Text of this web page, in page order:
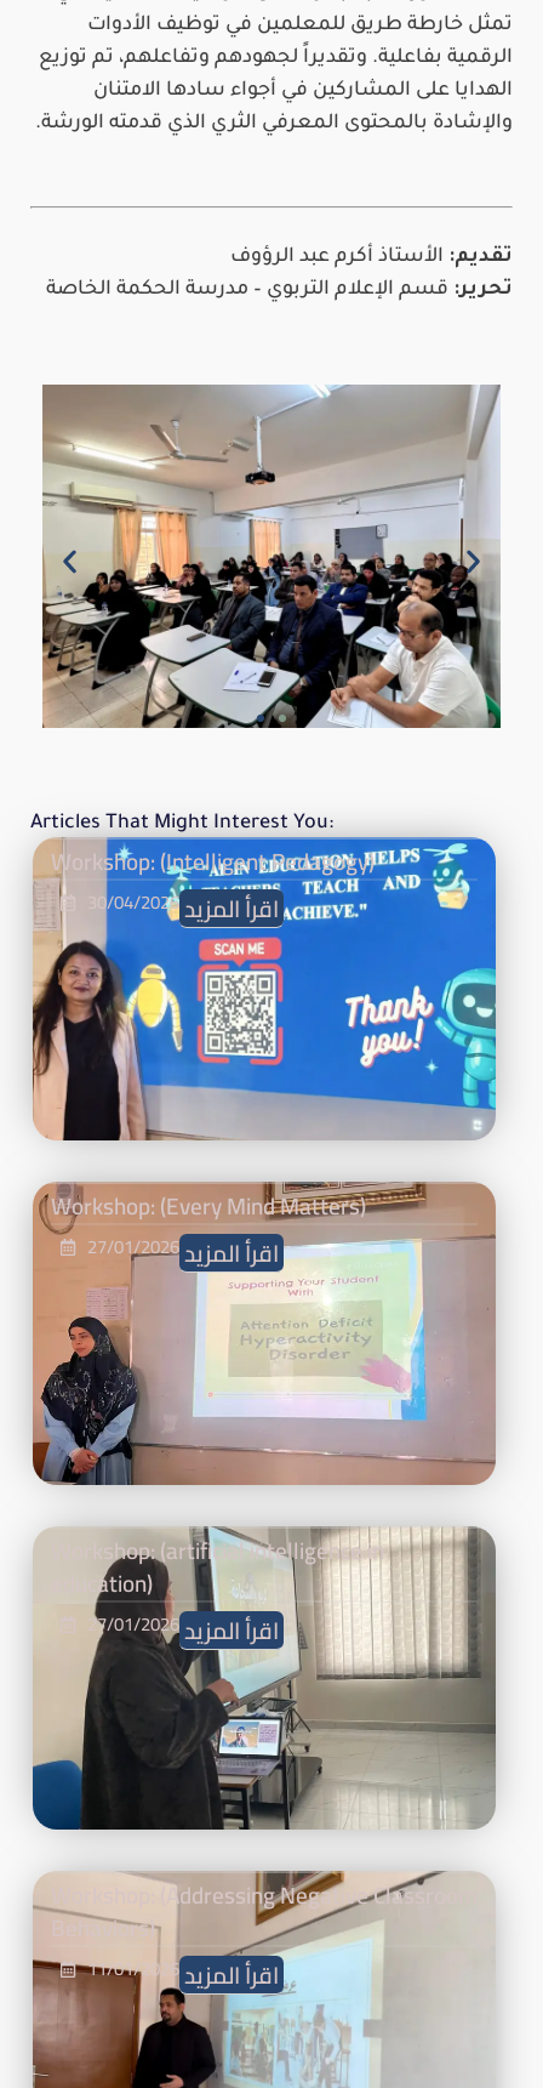
تمثل خارطة طريق للمعلمين في توظيف الأدوات
الرقمية بفاعلية. وتقديراً لجهودهم وتفاعلهم، تم توزيع
الهدايا على المشاركين في أجواء سادها الامتنان
والإشادة بالمحتوى المعرفي الثري الذي قدمته الورشة.
تقديم: الأستاذ أكرم عبد الرؤوف
تحرير: قسم الإعلام التربوي – مدرسة الحكمة الخاصة
Articles That Might Interest You:
Workshop: (Intelligent Pedagogy)
30/04/2026اقرأ المزيد
Workshop: (Every Mind Matters)
27/01/2026اقرأ المزيد
Workshop: (artificial intelligence in
education)
27/01/2026اقرأ المزيد
Workshop: (Addressing Negative Classroom
Behaviors)
11/01/2026اقرأ المزيد